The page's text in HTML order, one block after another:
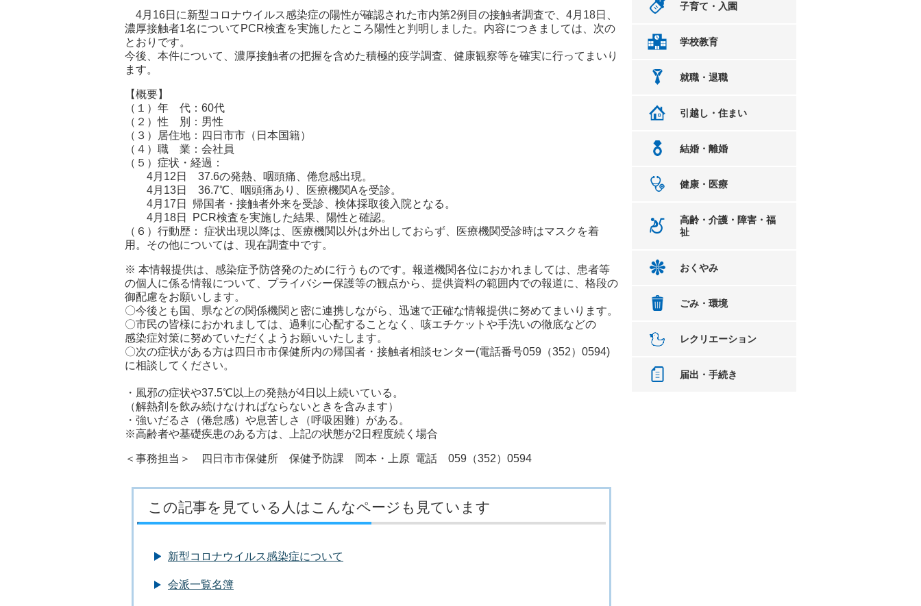
4月16日に新型コロナウイルス感染症の陽性が確認された市内第2例目の接触者調査で、4月18日、
濃厚接触者1名についてPCR検査を実施したところ陽性と判明しました。内容につきましては、次の
とおりです。
今後、本件について、濃厚接触者の把握を含めた積極的疫学調査、健康観察等を確実に行ってまいり
ます。
【概要】
（１）年 代：60代
（２）性 別：男性
（３）居住地：四日市市（日本国籍）
（４）職 業：会社員
（５）症状・経過：
4月12日 37.6の発熱、咽頭痛、倦怠感出現。
4月13日 36.7℃、咽頭痛あり、医療機関Aを受診。
4月17日 帰国者・接触者外来を受診、検体採取後入院となる。
4月18日 PCR検査を実施した結果、陽性と確認。
（６）行動歴： 症状出現以降は、医療機関以外は外出しておらず、医療機関受診時はマスクを着
用。その他については、現在調査中です。
※ 本情報提供は、感染症予防啓発のために行うものです。報道機関各位におかれましては、患者等
の個人に係る情報について、プライバシー保護等の観点から、提供資料の範囲内での報道に、格段の
御配慮をお願いします。
〇今後とも国、県などの関係機関と密に連携しながら、迅速で正確な情報提供に努めてまいります。
〇市民の皆様におかれましては、過剰に心配することなく、咳エチケットや手洗いの徹底などの
感染症対策に努めていただくようお願いいたします。
〇次の症状がある方は四日市市保健所内の帰国者・接触者相談センター(電話番号059（352）0594)
に相談してください。
・風邪の症状や37.5℃以上の発熱が4日以上続いている。
（解熱剤を飲み続けなければならないときを含みます）
・強いだるさ（倦怠感）や息苦しさ（呼吸困難）がある。
※高齢者や基礎疾患のある方は、上記の状態が2日程度続く場合
＜事務担当＞ 四日市市保健所 保健予防課 岡本・上原 電話 059（352）0594
この記事を見ている人はこんなページも見ています
新型コロナウイルス感染症について
会派一覧名簿
子育て・入園
学校教育
就職・退職
引越し・住まい
結婚・離婚
健康・医療
高齢・介護・障害・福
祉
おくやみ
ごみ・環境
レクリエーション
届出・手続き